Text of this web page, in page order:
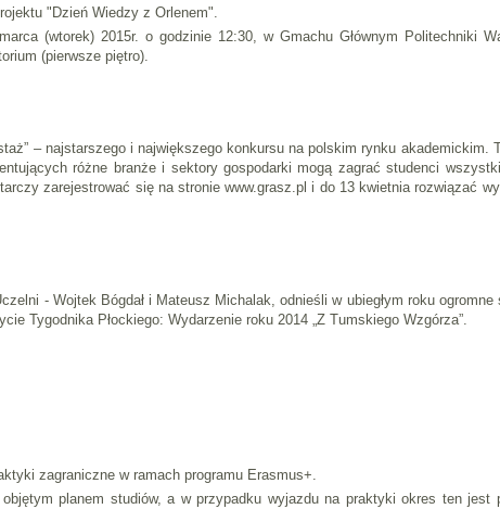
"Dzień Wiedzy z Orlenem".
(wtorek) 2015r. o godzinie 12:30, w Gmachu Głównym Politechniki
(pierwsze piętro).
– najstarszego i największego konkursu na polskim rynku akademickim.
różne branże i sektory gospodarki mogą zagrać studenci
zarejestrować się na stronie www.grasz.pl i do 13 kwietnia rozwiązać
- Wojtek Bógdał i Mateusz Michalak, odnieśli w ubiegłym roku ogromne
Tygodnika Płockiego: Wydarzenie roku 2014 „Z Tumskiego Wzgórza”.
zagraniczne w ramach programu Erasmus+.
planem studiów, a w przypadku wyjazdu na praktyki okres ten jest